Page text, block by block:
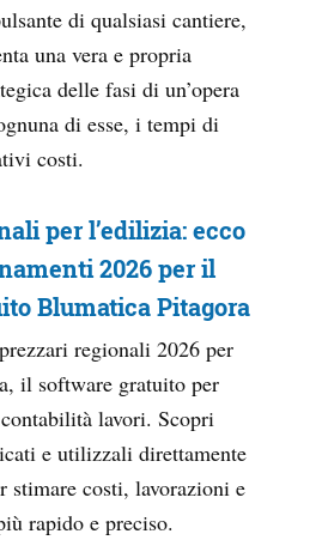
di qualsiasi cantiere,
una vera e propria
delle fasi di un’opera
di esse, i tempi di
costi.
per l’edilizia: ecco
2026 per il
Blumatica Pitagora
regionali 2026 per
il software gratuito per
lavori. Scopri
e utilizzali direttamente
stimare costi, lavorazioni e
rapido e preciso.